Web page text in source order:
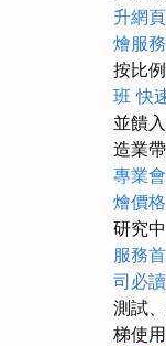
升網
燴服
按比
班快
並饋
造業
專業
燴價
研究
服務
司必讀
測試
梯使